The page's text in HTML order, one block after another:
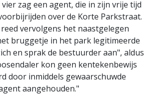
zag een agent, die in zijn vrije tijd
over de Korte Parkstraat.
vervolgens het naastgelegen
bruggetje in het park legitimeerde
en sprak de bestuurder aan", aldus
kon geen kentekenbewijs
door inmiddels gewaarschuwde
aangehouden."